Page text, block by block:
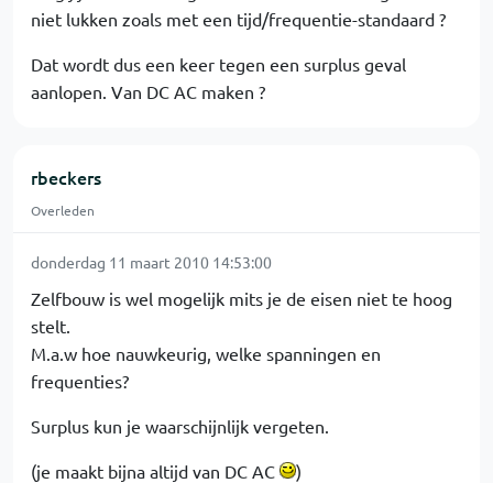
niet lukken zoals met een tijd/frequentie-standaard ?
Dat wordt dus een keer tegen een surplus geval
aanlopen. Van DC AC maken ?
rbeckers
Overleden
donderdag 11 maart 2010 14:53:00
Zelfbouw is wel mogelijk mits je de eisen niet te hoog
stelt.
M.a.w hoe nauwkeurig, welke spanningen en
frequenties?
Surplus kun je waarschijnlijk vergeten.
(je maakt bijna altijd van DC AC )